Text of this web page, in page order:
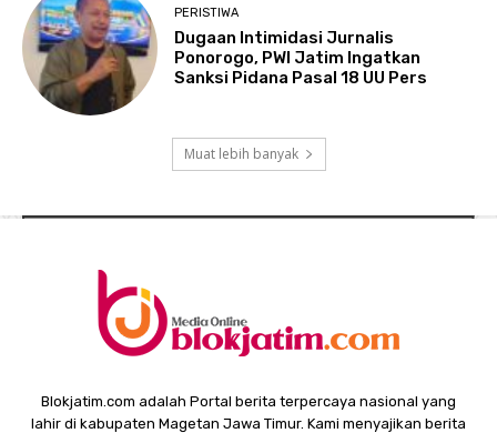
PERISTIWA
Dugaan Intimidasi Jurnalis
Ponorogo, PWI Jatim Ingatkan
Sanksi Pidana Pasal 18 UU Pers
Muat lebih banyak
Blokjatim.com adalah Portal berita terpercaya nasional yang
lahir di kabupaten Magetan Jawa Timur. Kami menyajikan berita